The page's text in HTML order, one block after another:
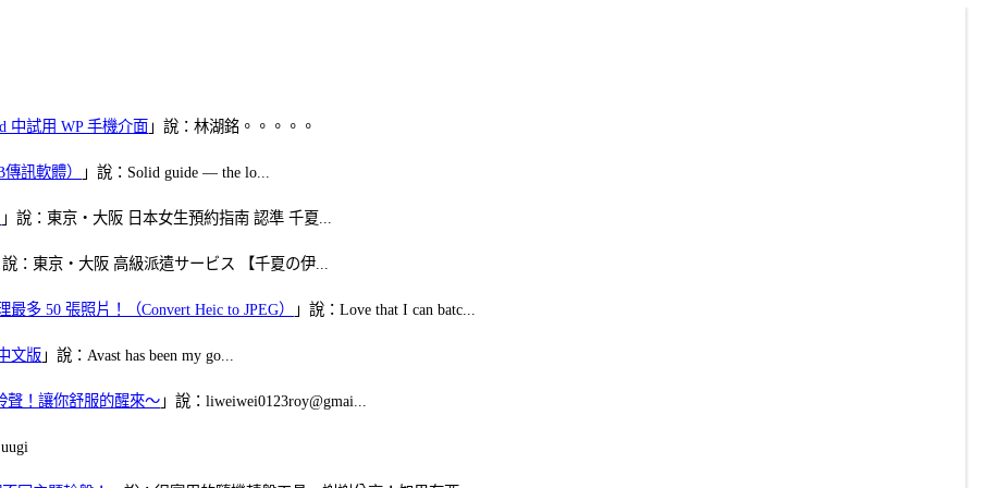
中試用 WP 手機介面 」說：林湖銘。。。。。
訊軟體） 」說：Solid guide — the lo...
」說：東京・大阪 日本女生預約指南 認準 千夏...
說：東京・大阪 高級派遣サービス 【千夏の伊...
多 50 張照片！（Convert Heic to JPEG） 」說：Love that I can batc...
文版 」說：Avast has been my go...
聲！讓你舒服的醒來～ 」說：liweiwei0123roy@gmai...